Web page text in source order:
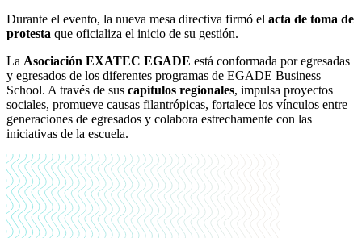
Durante el evento, la nueva mesa directiva firmó el acta de toma de
protesta que oficializa el inicio de su gestión.
La Asociación EXATEC EGADE está conformada por egresadas
y egresados de los diferentes programas de EGADE Business
School. A través de sus capítulos regionales, impulsa proyectos
sociales, promueve causas filantrópicas, fortalece los vínculos entre
generaciones de egresados y colabora estrechamente con las
iniciativas de la escuela.